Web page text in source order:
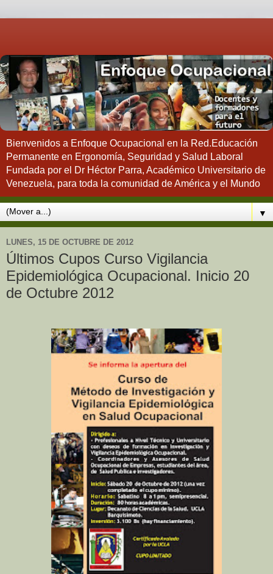
Bienvenidos a Enfoque Ocupacional en la Red.Educación
Permanente en Ergonomía, Seguridad y Salud Laboral
Fundada por el Dr Héctor Parra, Académico Universitario de
Venezuela, para toda la comunidad de América y el Mundo
▼
LUNES, 15 DE OCTUBRE DE 2012
Últimos Cupos Curso Vigilancia
Epidemiológica Ocupacional. Inicio 20
de Octubre 2012